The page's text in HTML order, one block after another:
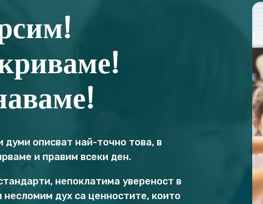
думи описват най-точно това, в
и правим всеки ден.
непоклатима увереност в
несломим дух са ценностите, които